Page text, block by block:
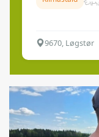
9670, Løgstør